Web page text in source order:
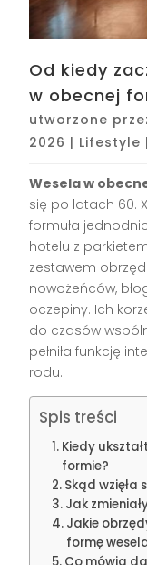
Od kiedy
w obecnej
utworzone
2026 | Lifestyle |
Wesela w
się po latach 60.
formuła
hotelu z
zestawem
nowożeńców,
oczepiny. Ich
do czasów
pełniła funkcję
rodu.
Spis treści
Kiedy
formie?
Skąd wzięła
Jak
Jakie
formę